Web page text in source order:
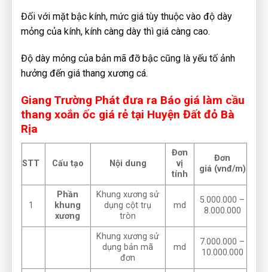
Đối với mặt bậc kính, mức giá tùy thuộc vào độ dày
mỏng của kính, kính càng dày thì giá càng cao.
Độ dày mỏng của bản mã đỡ bậc cũng là yếu tố ảnh
hưởng đến giá thang xương cá.
Giang Trường Phát đưa ra Báo giá làm cầu
thang xoắn ốc giá rẻ tại Huyện Đất đỏ Bà
Rịa
STT Cấu tạo Nội dung
Đơn
vị
tính
Đơn
giá (vnđ/m)
1
Phần
khung
xương
Khung xương sử
dụng cột trụ
tròn
md
5.000.000 –
8.000.000
Khung xương sử
dụng bản mã
đơn
md
7.000.000 –
10.000.000